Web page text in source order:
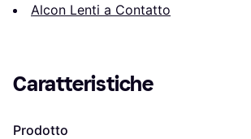
Alcon Lenti a Contatto
Caratteristiche
Prodotto